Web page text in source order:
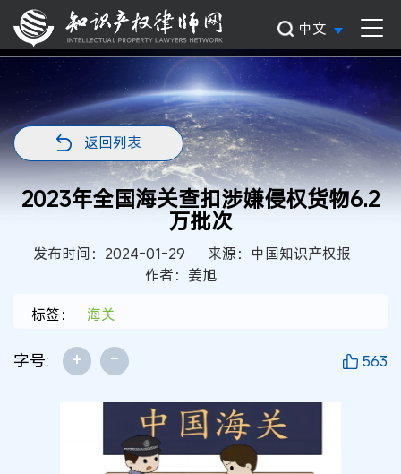
中文
返回列表
2023年全国海关查扣涉嫌侵权货物6.2
万批次
发布时间：2024-01-29
来源：中国知识产权报
作者：姜旭
标签：
海关
字号: + - 563